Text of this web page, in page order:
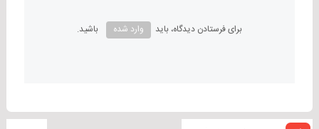
برای فرستادن دیدگاه، باید وارد شده باشید.